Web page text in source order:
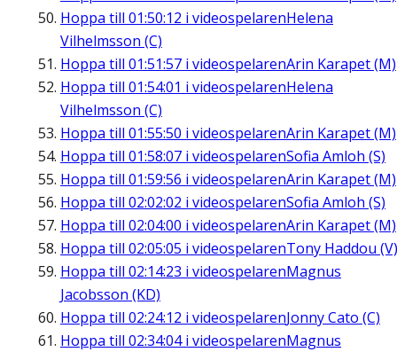
Hoppa till 01:50:12 i videospelarenHelena
Vilhelmsson (C)
Hoppa till 01:51:57 i videospelarenArin Karapet (M)
Hoppa till 01:54:01 i videospelarenHelena
Vilhelmsson (C)
Hoppa till 01:55:50 i videospelarenArin Karapet (M)
Hoppa till 01:58:07 i videospelarenSofia Amloh (S)
Hoppa till 01:59:56 i videospelarenArin Karapet (M)
Hoppa till 02:02:02 i videospelarenSofia Amloh (S)
Hoppa till 02:04:00 i videospelarenArin Karapet (M)
Hoppa till 02:05:05 i videospelarenTony Haddou (V)
Hoppa till 02:14:23 i videospelarenMagnus
Jacobsson (KD)
Hoppa till 02:24:12 i videospelarenJonny Cato (C)
Hoppa till 02:34:04i videospelarenMagnus